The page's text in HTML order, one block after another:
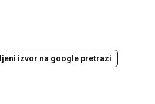
izvor na google pretrazi